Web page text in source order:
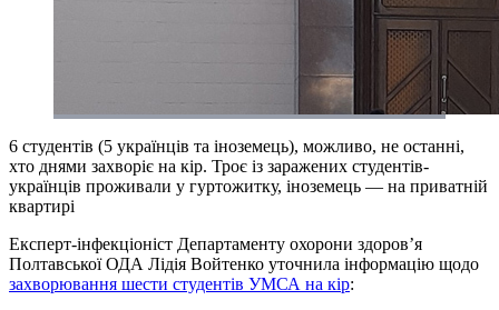
6 студентів (5 українців та іноземець), можливо, не останні,
хто днями захворіє на кір. Троє із заражених студентів-
українців проживали у гуртожитку, іноземець — на приватній
квартирі
Експерт-інфекціоніст Департаменту охорони здоров’я
Полтавської ОДА Лідія Войтенко уточнила інформацію щодо
захворювання шести студентів УМСА на кір: